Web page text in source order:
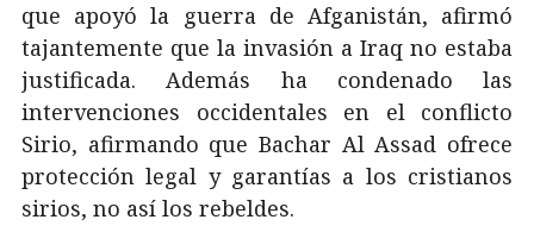
que apoyó la guerra de Afganistán, afirmó
tajantemente que la invasión a Iraq no estaba
justificada. Además ha condenado las
intervenciones occidentales en el conflicto
Sirio, afirmando que Bachar Al Assad ofrece
protección legal y garantías a los cristianos
sirios, no así los rebeldes.